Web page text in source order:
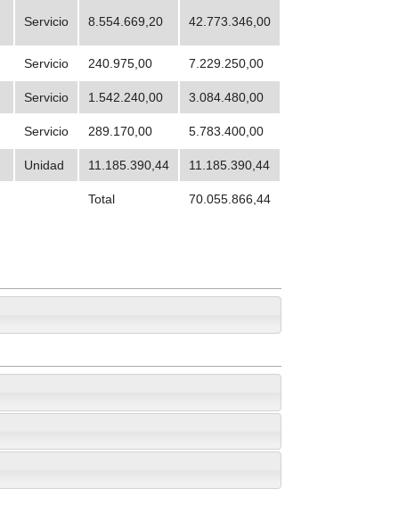
Servicio 8.554.669,20 42.773.346,00
Servicio 240.975,00 7.229.250,00
Servicio 1.542.240,00 3.084.480,00
Servicio 289.170,00 5.783.400,00
Unidad 11.185.390,44 11.185.390,44
Total 70.055.866,44